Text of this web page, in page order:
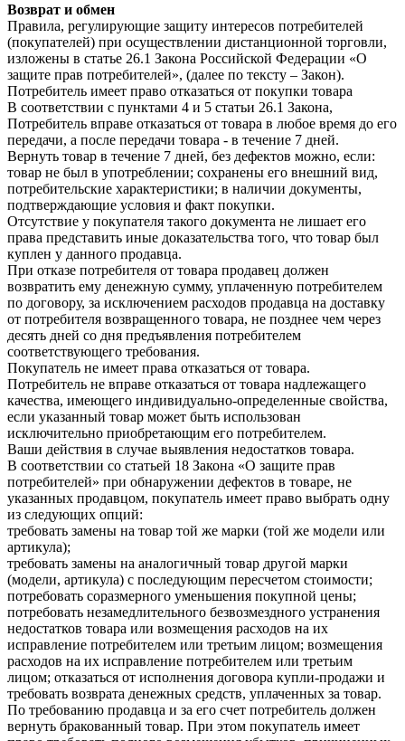
Возврат и обмен
Правила, регулирующие защиту интересов потребителей
(покупателей) при осуществлении дистанционной торговли,
изложены в статье 26.1 Закона Российской Федерации «О
защите прав потребителей», (далее по тексту – Закон).
Потребитель имеет право отказаться от покупки товара
В соответствии с пунктами 4 и 5 статьи 26.1 Закона,
Потребитель вправе отказаться от товара в любое время до его
передачи, а после передачи товара - в течение 7 дней.
Вернуть товар в течение 7 дней, без дефектов можно, если:
товар не был в употреблении; сохранены его внешний вид,
потребительские характеристики; в наличии документы,
подтверждающие условия и факт покупки.
Отсутствие у покупателя такого документа не лишает его
права представить иные доказательства того, что товар был
куплен у данного продавца.
При отказе потребителя от товара продавец должен
возвратить ему денежную сумму, уплаченную потребителем
по договору, за исключением расходов продавца на доставку
от потребителя возвращенного товара, не позднее чем через
десять дней со дня предъявления потребителем
соответствующего требования.
Покупатель не имеет права отказаться от товара.
Потребитель не вправе отказаться от товара надлежащего
качества, имеющего индивидуально-определенные свойства,
если указанный товар может быть использован
исключительно приобретающим его потребителем.
Ваши действия в случае выявления недостатков товара.
В соответствии со статьей 18 Закона «О защите прав
потребителей» при обнаружении дефектов в товаре, не
указанных продавцом, покупатель имеет право выбрать одну
из следующих опций:
требовать замены на товар той же марки (той же модели или
артикула);
требовать замены на аналогичный товар другой марки
(модели, артикула) с последующим пересчетом стоимости;
потребовать соразмерного уменьшения покупной цены;
потребовать незамедлительного безвозмездного устранения
недостатков товара или возмещения расходов на их
исправление потребителем или третьим лицом; возмещения
расходов на их исправление потребителем или третьим
лицом; отказаться от исполнения договора купли-продажи и
требовать возврата денежных средств, уплаченных за товар.
По требованию продавца и за его счет потребитель должен
вернуть бракованный товар. При этом покупатель имеет